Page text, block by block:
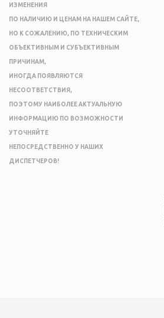
ИЗМЕНЕНИЯ
ПО НАЛИЧИЮ И ЦЕНАМ НА НАШЕМ САЙТЕ,
НО К СОЖАЛЕНИЮ, ПО ТЕХНИЧЕСКИМ
ОБЪЕКТИВНЫМ И СУБЪЕКТИВНЫМ
ПРИЧИНАМ,
ИНОГДА ПОЯВЛЯЮТСЯ
НЕСООТВЕТСТВИЯ,
ПОЭТОМУ НАИБОЛЕЕ АКТУАЛЬНУЮ
ИНФОРМАЦИЮ ПО ВОЗМОЖНОСТИ
УТОЧНЯЙТЕ
НЕПОСРЕДСТВЕННО У НАШИХ
ДИСПЕТЧЕРОВ!